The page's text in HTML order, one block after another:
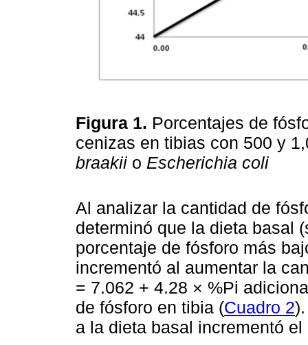
Figura 1. Porcentajes de
cenizas en tibias con 500 y
braakii o Escherichia coli
Al analizar la cantidad de
determinó que la dieta basal
porcentaje de fósforo más
incrementó al aumentar la
= 7.062 + 4.28 × %Pi
de fósforo en tibia (Cuadro 2
a la dieta basal incrementó